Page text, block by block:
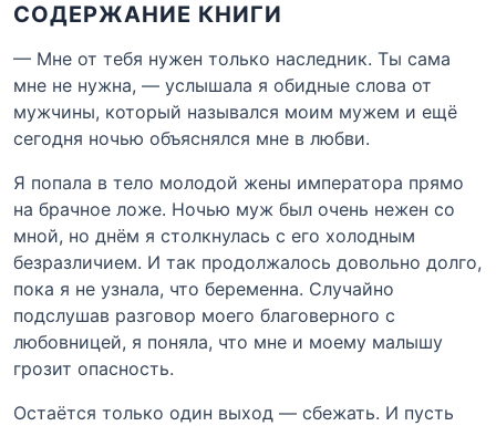
СОДЕРЖАНИЕ КНИГИ
— Мне от тебя нужен только наследник. Ты сама
мне не нужна, — услышала я обидные слова от
мужчины, который назывался моим мужем и ещё
сегодня ночью объяснялся мне в любви.
Я попала в тело молодой жены императора прямо
на брачное ложе. Ночью муж был очень нежен со
мной, но днём я столкнулась с его холодным
безразличием. И так продолжалось довольно долго,
пока я не узнала, что беременна. Случайно
подслушав разговор моего благоверного с
любовницей, я поняла, что мне и моему малышу
грозит опасность.
Остаётся только один выход — сбежать. И пусть